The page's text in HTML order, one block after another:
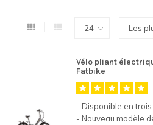
Vélo pliant
Fatbike
- Disponible en trois
- Nouveau modèle